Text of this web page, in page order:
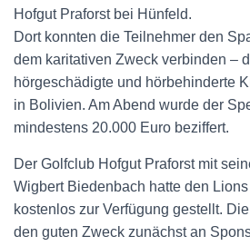
Hofgut Praforst bei Hünfeld.
Dort konnten die Teilnehmer den
dem karitativen Zweck verbinden –
hörgeschädigte und hörbehinderte
in Bolivien. Am Abend wurde der
mindestens 20.000 Euro beziffert.
Der Golfclub Hofgut Praforst mit
Wigbert Biedenbach hatte den
kostenlos zur Verfügung gestellt.
den guten Zweck zunächst an